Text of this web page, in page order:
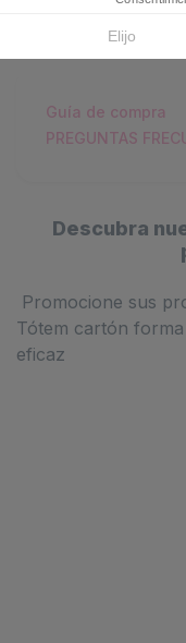
Guía de compra
PREGUNTAS
Descubra
Promocione sus
Tótem cartón
eficaz